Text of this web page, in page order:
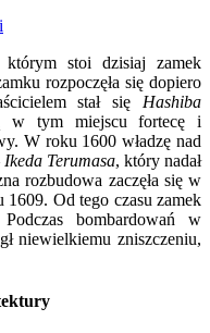
stoi dzisiaj zamek
rozpoczęła się dopiero
stał się Hashiba
w tym miejscu fortecę i
W roku 1600 władzę nad
Ikeda Terumasa, który nadał
rozbudowa zaczęła się w
1609. Od tego czasu zamek
bombardowań w
niewielkiemu zniszczeniu,